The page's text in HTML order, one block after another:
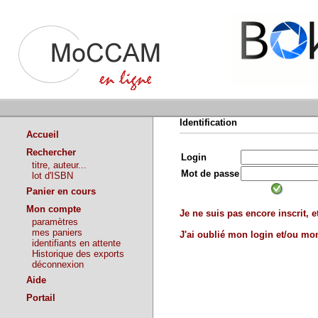
Accueil
Rechercher
titre, auteur...
lot d'ISBN
Panier en cours
Mon compte
paramètres
mes paniers
identifiants en attente
Historique des exports
déconnexion
Aide
Portail
Identification
Login
Mot de passe
Je ne suis pas encore inscrit,
J'ai oublié mon login et/ou